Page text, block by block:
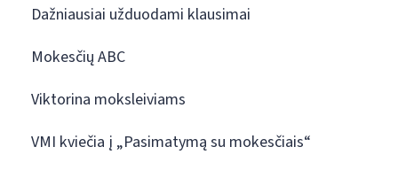
Dažniausiai užduodami klausimai
Mokesčių ABC
Viktorina moksleiviams
VMI kviečia į „Pasimatymą su mokesčiais“